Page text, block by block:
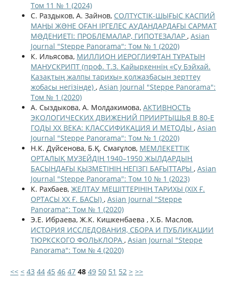
Том 11 № 1 (2024)
С. Раздыков, А. Зайнов, СОЛТҮСТІК-ШЫҒЫС КАСПИЙ
МАҢЫ ЖƏНЕ ОҒАН ІРГЕЛЕС АУДАНДАРДАҒЫ САРМАТ
МƏДЕНИЕТІ: ПРОБЛЕМАЛАР, ГИПОТЕЗАЛАР , Asian
Journal "Steppe Panorama": Том № 1 (2020)
К. Ильясова, МИЛЛИОН ИЕРОГЛИФТАН ТҰРАТЫН
МАНУСКРИПТ (проф. Т.З. Қайыркеннің «Су Бэйхай.
Қазақтың жалпы тарихы» қолжазбасын зерттеу
жобасы негізінде) , Asian Journal "Steppe Panorama":
Том № 1 (2020)
А. Сыздыкова, А. Молдакимова, АКТИВНОСТЬ
ЭКОЛОГИЧЕСКИХ ДВИЖЕНИЙ ПРИИРТЫШЬЯ В 80-Е
ГОДЫ ХХ ВЕКА: КЛАССИФИКАЦИЯ И МЕТОДЫ , Asian
Journal "Steppe Panorama": Том № 1 (2020)
Н.К. Дүйсенова, Б.Қ. Смағұлов, МЕМЛЕКЕТТІК
ОРТАЛЫҚ МУЗЕЙДІҢ 1940–1950 ЖЫЛДАРДЫҢ
БАСЫНДАҒЫ ҚЫЗМЕТІНІҢ НЕГІЗГІ БАҒЫТТАРЫ , Asian
Journal "Steppe Panorama": Том 10 № 1 (2023)
К. Рахбаев, ЖЕЛТАУ МЕШІТТЕРІНІҢ ТАРИХЫ (ХІХ Ғ.
ОРТАСЫ ХХ Ғ. БАСЫ) , Asian Journal "Steppe
Panorama": Том № 1 (2020)
Э.Е. Ибраева, Ж.К. Кишкенбаева , Х.Б. Маслов,
ИСТОРИЯ ИССЛЕДОВАНИЯ, СБОРА И ПУБЛИКАЦИИ
ТЮРКСКОГО ФОЛЬКЛОРА , Asian Journal "Steppe
Panorama": Том № 4 (2020)
<< < 43 44 45 46 47 48 49 50 51 52 > >>